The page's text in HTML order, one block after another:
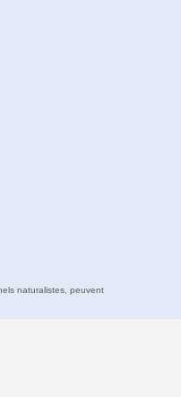
naturalistes, peuvent